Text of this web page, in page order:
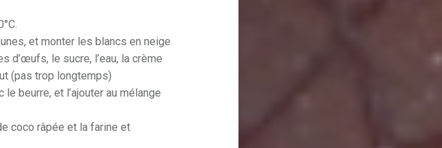
et monter les blancs en neige
d’œufs, le sucre, l’eau, la crème
(pas trop longtemps)
beurre, et l’ajouter au mélange
coco râpée et la farine et